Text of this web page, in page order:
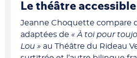
Le théâtre accessible
Jeanne Choquette compare
adaptées de « À toi pour
Lou » au Théâtre du Rideau